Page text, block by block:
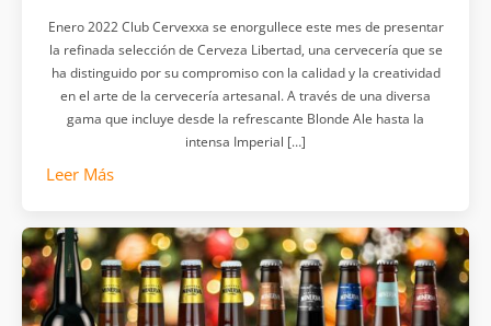
Enero 2022 Club Cervexxa se enorgullece este mes de presentar
la refinada selección de Cerveza Libertad, una cervecería que se
ha distinguido por su compromiso con la calidad y la creatividad
en el arte de la cervecería artesanal. A través de una diversa
gama que incluye desde la refrescante Blonde Ale hasta la
intensa Imperial […]
Leer Más